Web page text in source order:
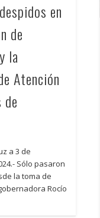
en
de
la
Atención
a 3 de
Sólo pasaron
la toma de
Rocío